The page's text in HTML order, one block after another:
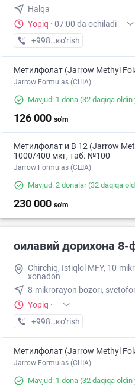
Halqa
Yopiq · 07:00 da ochiladi
+998 (99) XXX-XX-XX
кo’rish
Метилфолат (Jarrow Methyl
Jarrow Formulas (США)
Mavjud: 1 dona (32 daqiqa oldin
126 000 so'm
Метилфолат и В 12 (Jarrow
1000/400 мкг, таб. №100
Jarrow Formulas (США)
Mavjud: 2 donalar(32 daqiqa
230 000 so'm
оилавий дорихона 8-
Chirchiq, Istiqlol MFY, 10-
xonadon
8-mikrorayon bozori,
Yopiq ·
+998 (97) XXX-XX-XX
кo’rish
Метилфолат (Jarrow Methyl
Jarrow Formulas (США)
Mavjud: 1 dona (32 daqiqa oldin